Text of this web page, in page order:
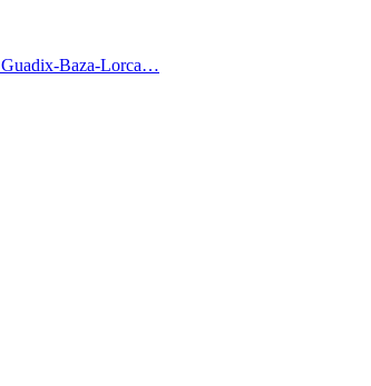
Guadix-Baza-Lorca…